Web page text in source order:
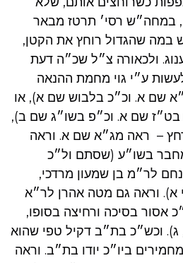
במחה״ש רסי׳ תרטז מבאר
במה שהגדול רוחץ את הקטן,
ולכאורה צ״ל שכ״ה דעת
ע״י גוי מחמת ההנאה
שם א. וכ״כ בלבוש שם א), או
בט״ז שם א. וכ״פ בשו״ג שם ב),
– ראה מג״א שם א. וראה
בשו״ע (שסתם ול״כ
לר״מ בן שמעון מרדכי,
א). וראה גם מטה אהרן לר״א
אסור בסיכה ורחיצה בסופו,
ג). וכש״כ בת״ב דקיל טפי שהוא
ביו״כ יודו בת״ב. וראה